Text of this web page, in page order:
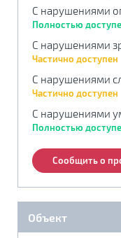
С нарушениями
Полностью
С нарушениями
Частично доступен
С нарушениями
Частично доступен
С нарушениями
Полностью
Сообщить о
Объект